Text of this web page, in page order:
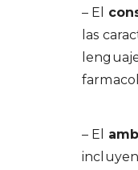
– El
las
– El
incluyen